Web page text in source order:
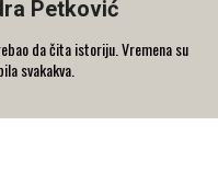
Petković
da čita istoriju. Vremena su
svakakva.